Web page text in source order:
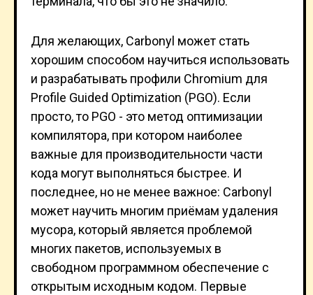
Для желающих, Carbonyl может стать
хорошим способом научиться использовать
и разрабатывать профили Chromium для
Profile Guided Optimization (PGO). Если
просто, то PGO - это метод оптимизации
компилятора, при котором наиболее
важные для производительности части
кода могут выполняться быстрее. И
последнее, но не менее важное: Carbonyl
может научить многим приёмам удаления
мусора, который является проблемой
многих пакетов, используемых в
свободном программном обеспечение с
открытым исходным кодом. Первые